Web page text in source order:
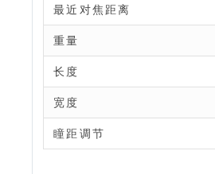
最近对焦距离
重量
长度
宽度
瞳距调节